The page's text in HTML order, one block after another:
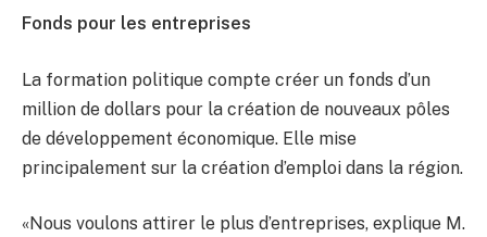
Fonds pour les entreprises
La formation politique compte créer un fonds d’un
million de dollars pour la création de nouveaux pôles
de développement économique. Elle mise
principalement sur la création d’emploi dans la région.
«Nous voulons attirer le plus d’entreprises, explique M.